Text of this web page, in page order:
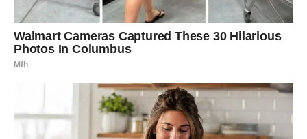
nosi poseban značaj.
Pred vama je dan koji bi mogao označiti početak veoma
lijepog poglavlja.
Utorak donosi energiju važnih trenutaka koji se na prvi
pogled možda neće činiti velikima, ali će kasnije pokazati
svoju pravu vrijednost. Mnogi znakovi dobijaju priliku da